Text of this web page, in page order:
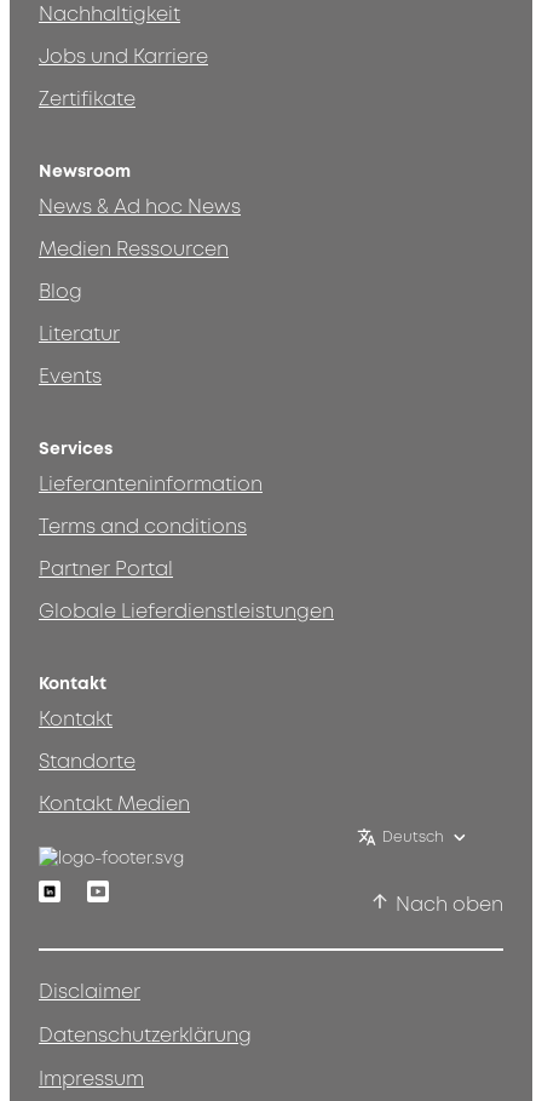
Nachhaltigkeit
Jobs und Karriere
Zertifikate
Newsroom
News & Ad hoc News
Medien Ressourcen
Blog
Literatur
Events
Services
Lieferanteninformation
Terms and conditions
Partner Portal
Globale Lieferdienstleistungen
Kontakt
Kontakt
Standorte
Kontakt Medien
Deutsch
LinkedinYoutube
Nach oben
Disclaimer
Datenschutzerklärung
Impressum